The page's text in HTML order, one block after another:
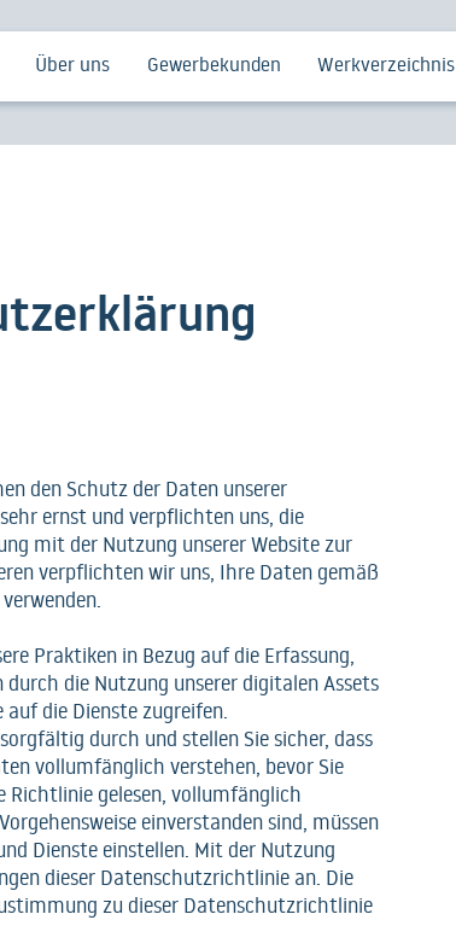
Über uns Gewerbekunden Werkverzeichnis
den Schutz der Daten unserer
ernst und verpflichten uns, die
mit der Nutzung unserer Website zur
verpflichten wir uns, Ihre Daten gemäß
Praktiken in Bezug auf die Erfassung,
die Nutzung unserer digitalen Assets
auf die Dienste zugreifen.
durch und stellen Sie sicher, dass
vollumfänglich verstehen, bevor Sie
Richtlinie gelesen, vollumfänglich
einverstanden sind, müssen
Dienste einstellen. Mit der Nutzung
dieser Datenschutzrichtlinie an. Die
zu dieser Datenschutzrichtlinie